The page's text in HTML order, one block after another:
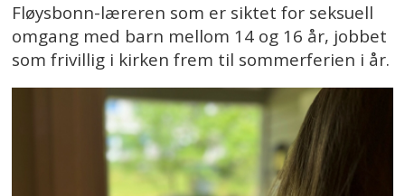
Fløysbonn-læreren som er siktet for seksuell
omgang med barn mellom 14 og 16 år, jobbet
som frivillig i kirken frem til sommerferien i år.